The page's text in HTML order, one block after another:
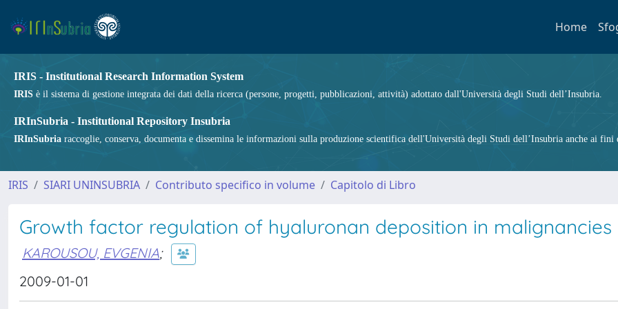
Home
IRIS - Institutional Research Information System
IRIS è il sistema di gestione integrata dei dati della ricerca (persone, progetti, pubblicazioni, attività) adottato dall'Università degli Studi dell’Insubria.
IRInSubria - Institutional Repository Insubria
IRInSubria raccoglie, conserva, documenta e dissemina le informazioni sulla produzione scientifica dell'Università degli Studi dell’Insubria anche ai fini
IRIS SIARI UNINSUBRIA Contributo specifico in volume Capitolo di Libro
Growth factor regulation of hyaluronan deposition in malignancies
KAROUSOU, EVGENIA;
2009-01-01